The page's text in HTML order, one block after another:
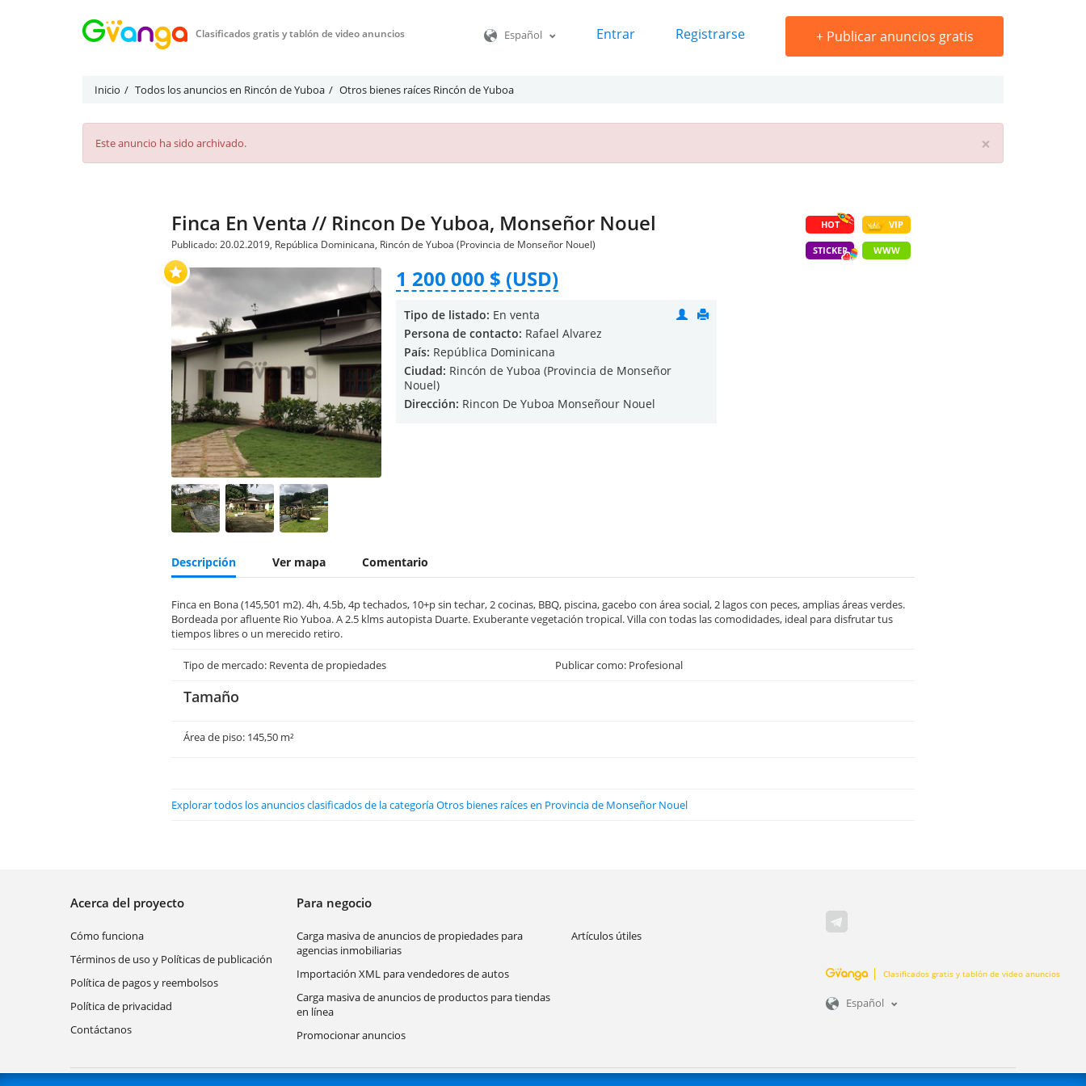
Clasificados gratis y tablón de video anuncios Español Entrar Registrarse +Publicar anuncios gratis
Inicio Todos los anuncios en Rincón de Yuboa Otros bienes raíces Rincón de Yuboa
×
Este anuncio ha sido archivado.
HOT VIP
STICKER WWW
Finca En Venta // Rincon De Yuboa, Monseñor Nouel
Publicado: 20.02.2019, República Dominicana, Rincón de Yuboa (Provincia de Monseñor Nouel)
1 200 000 $ (USD)
Tipo de listado: En venta
Persona de contacto: Rafael Alvarez
País: República Dominicana
Ciudad: Rincón de Yuboa (Provincia de Monseñor
Nouel)
Dirección: Rincon De Yuboa Monseñour Nouel
Descripción Ver mapa Comentario
Finca en Bona (145,501 m2). 4h, 4.5b, 4p techados, 10+p sin techar, 2 cocinas, BBQ, piscina, gacebo con área social, 2 lagos con peces, amplias áreas verdes.
Bordeada por afluente Rio Yuboa. A 2.5 klms autopista Duarte. Exuberante vegetación tropical. Villa con todas las comodidades, ideal para disfrutar tus
tiempos libres o un merecido retiro.
Tipo de mercado: Reventa de propiedades Publicar como: Profesional
Tamaño
Área de piso: 145,50 m²
Explorar todos los anuncios clasificados de la categoría Otros bienes raíces en Provincia de Monseñor Nouel
Acerca del proyecto
Cómo funciona
Términos de uso y Políticas de publicación
Política de pagos y reembolsos
Política de privacidad
Contáctanos
Para negocio
Carga masiva de anuncios de propiedades para
agencias inmobiliarias
Importación XML para vendedores de autos
Carga masiva de anuncios de productos para tiendas
en línea
Promocionar anuncios
Artículos útiles
Clasificados gratis y tablón de video anuncios
Español